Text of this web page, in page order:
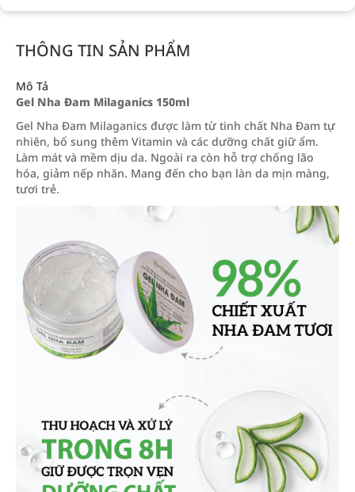
THÔNG TIN SẢN PHẨM
Mô Tả
Gel Nha Đam Milaganics 150ml
Gel Nha Đam Milaganics được làm từ tinh chất Nha Đam tự
nhiên, bổ sung thêm Vitamin và các dưỡng chất giữ ẩm.
Làm mát và mềm dịu da. Ngoài ra còn hỗ trợ chống lão
hóa, giảm nếp nhăn. Mang đến cho bạn làn da mịn màng,
tươi trẻ.